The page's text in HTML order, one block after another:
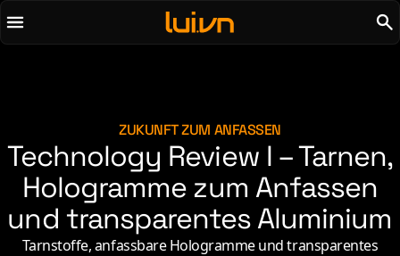
To main content
To menu
Code
Concrete & Steel
Curiosity & Science
Digital Life
Music
Nerdom & Games
Personal Lore
Politics & Ideology
ZUKUNFT ZUM ANFASSEN
Technology Review I – Tarnen,
Hologramme zum Anfassen
und transparentes Aluminium
Tarnstoffe, anfassbare Hologramme und transparentes